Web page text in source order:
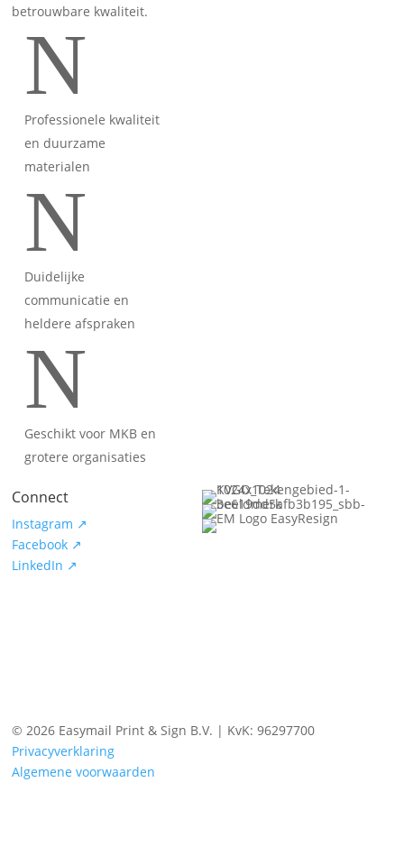
betrouwbare kwaliteit.
N
Professionele kwaliteit
en duurzame
materialen
N
Duidelijke
communicatie en
heldere afspraken
N
Geschikt voor MKB en
grotere organisaties
Connect
Instagram ↗
Facebook ↗
LinkedIn ↗
© 2026 Easymail Print & Sign B.V. | KvK: 96297700
Privacyverklaring
Algemene voorwaarden